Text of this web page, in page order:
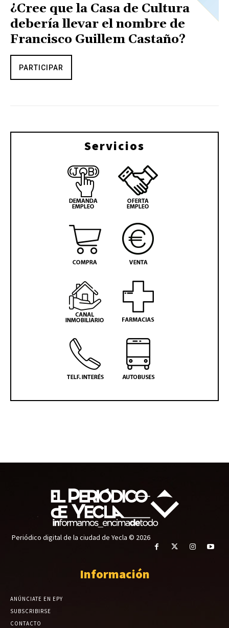
¿Cree que la Casa de Cultura
debería llevar el nombre de
Francisco Guillem Castaño?
PARTICIPAR
Servicios
Periódico digital de la ciudad de Yecla © 2026
Información
ANÚNCIATE EN EPY
SUBSCRIBIRSE
CONTACTO